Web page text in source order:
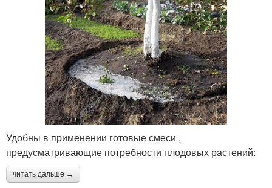
Удобны в применении готовые смеси ,
предусматривающие потребности плодовых растений:
читать дальше →